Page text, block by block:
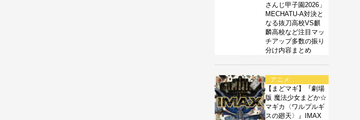
さんじ甲子園2026」
MECHATU-A対決と
なる抜刀高校VS麒
麟高校など注目マッ
チアップ多数の振り
分け内容まとめ
アニメ
【まどマギ】『劇場
版 魔法少女まどか☆
マギカ〈ワルプルギ
スの廻天〉』IMAX